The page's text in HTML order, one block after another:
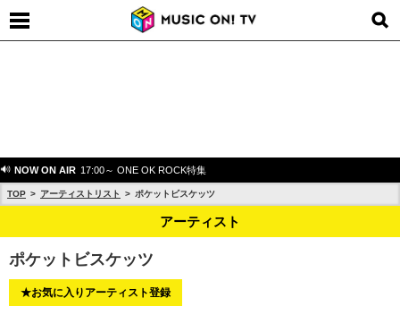
NOW ON AIR 17:00～ ONE OK ROCK特集
TOP アーティストリスト ポケットビスケッツ
アーティスト
ポケットビスケッツ
★お気に入りアーティスト登録